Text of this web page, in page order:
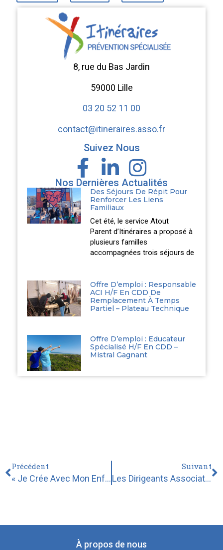
8, rue du Bas Jardin
59000 Lille
03 20 52 11 00
contact@itineraires.asso.fr
Suivez Nous
Nos Dernières Actualités
Des Séjours De Répit Pour
Renforcer Les Liens
Familiaux
Cet été, le service Atout
Parent d’Itinéraires a proposé à
plusieurs familles
accompagnées trois séjours de
Offre D’emploi : Responsable
ACI H/F En CDD De
Remplacement À Temps
Partiel – Plateau Technique
Offre D’emploi : Educateur
Spécialisé H/F En CDD –
Mistral Gagnant
Précédent
« Je Crée Avec Mon Enfant » – Ateliers Parents-Enfants À Wazemmes
Suivant
Les Dirigeants Associatifs Des Hauts-De-France Se Mobilisent Pour La Défense Des Professions Du Secteur Social Et Médico-Social
À propos de nous